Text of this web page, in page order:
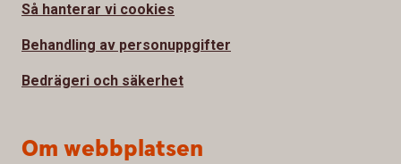
Så hanterar vi cookies
Behandling av personuppgifter
Bedrägeri och säkerhet
Om webbplatsen